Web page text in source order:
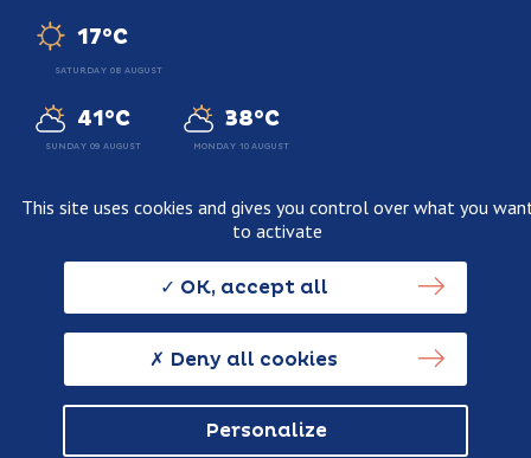
17°C
SATURDAY 08 AUGUST
41°C
SUNDAY 09 AUGUST
38°C
MONDAY 10 AUGUST
Personnal data usage policy
This site uses cookies and gives you control over what you
to activate
OK, accept all
Deny all cookies
Personalize